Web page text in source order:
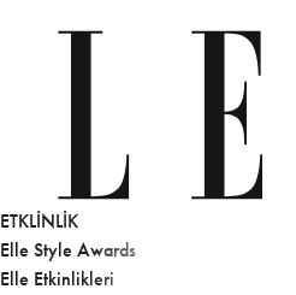
ETKLINLIK
Elle Style Awards
Elle Etkinlikleri